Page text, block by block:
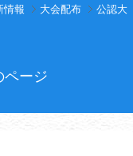
情報 大会配布
公認大
ページ